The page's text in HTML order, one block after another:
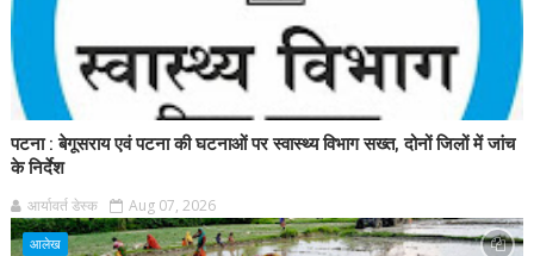
पटना : बेगूसराय एवं पटना की घटनाओं पर स्वास्थ्य विभाग सख्त, दोनों जिलों में जांच
के निर्देश
आर्यावर्त डेस्क Aug 07, 2026
आलेख